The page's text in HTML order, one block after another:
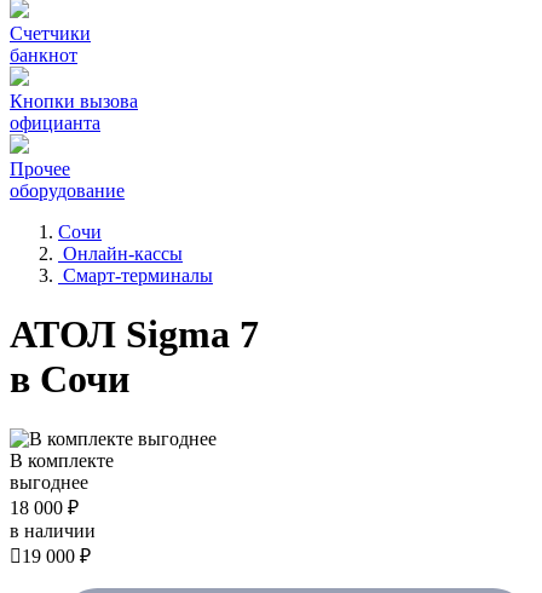
Счетчики
банкнот
Кнопки вызова
официанта
Прочее
оборудование
Сочи
Онлайн-кассы
Смарт-терминалы
АТОЛ Sigma 7
в Сочи
В комплекте
выгоднее
18 000 ₽
в наличии
19 000 ₽